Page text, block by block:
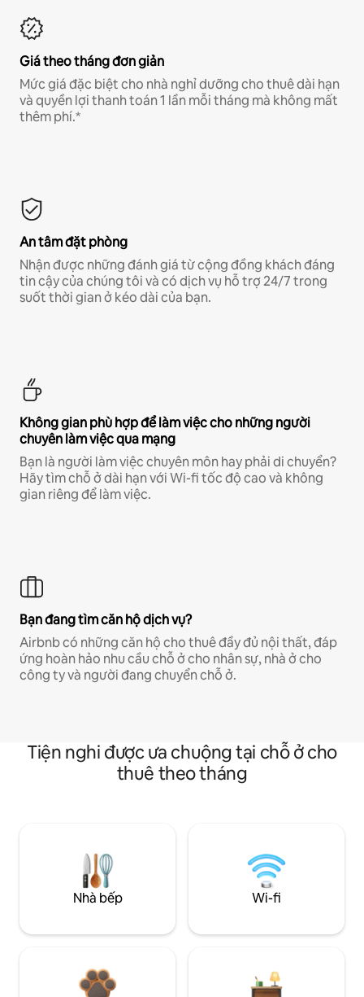
Giá theo tháng đơn giản
Mức giá đặc biệt cho nhà nghỉ dưỡng cho thuê dài hạn
và quyền lợi thanh toán 1 lần mỗi tháng mà không mất
thêm phí.*
An tâm đặt phòng
Nhận được những đánh giá từ cộng đồng khách đáng
tin cậy của chúng tôi và có dịch vụ hỗ trợ 24/7 trong
suốt thời gian ở kéo dài của bạn.
Không gian phù hợp để làm việc cho những người
chuyên làm việc qua mạng
Bạn là người làm việc chuyên môn hay phải di chuyển?
Hãy tìm chỗ ở dài hạn với Wi-fi tốc độ cao và không
gian riêng để làm việc.
Bạn đang tìm căn hộ dịch vụ?
Airbnb có những căn hộ cho thuê đầy đủ nội thất, đáp
ứng hoàn hảo nhu cầu chỗ ở cho nhân sự, nhà ở cho
công ty và người đang chuyển chỗ ở.
Tiện nghi được ưa chuộng tại chỗ ở cho
thuê theo tháng
Nhà bếp Wi-fi